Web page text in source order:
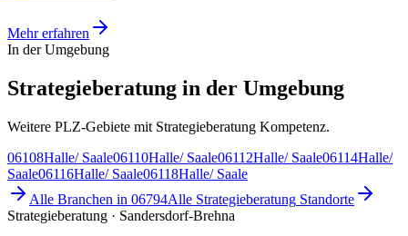
Mehr erfahren
In der Umgebung
Strategieberatung in der Umgebung
Weitere PLZ-Gebiete mit Strategieberatung Kompetenz.
06108Halle/ Saale06110Halle/ Saale06112Halle/ Saale06114Halle/
Saale06116Halle/ Saale06118Halle/ Saale
Alle Branchen in 06794Alle Strategieberatung Standorte
Strategieberatung · Sandersdorf-Brehna